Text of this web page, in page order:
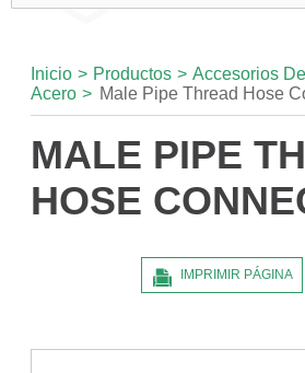
Inicio > Productos > Accesorios
Acero > Male Pipe Thread Hose
MALE PIPE
HOSE
IMPRIMIR PÁGINA